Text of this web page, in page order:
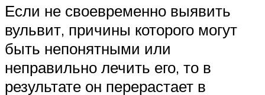
Если не своевременно выявить
вульвит, причины которого могут
быть непонятными или
неправильно лечить его, то в
результате он перерастает в